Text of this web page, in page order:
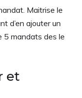
Maitrise le
d’en ajouter un
5 mandats des le
et